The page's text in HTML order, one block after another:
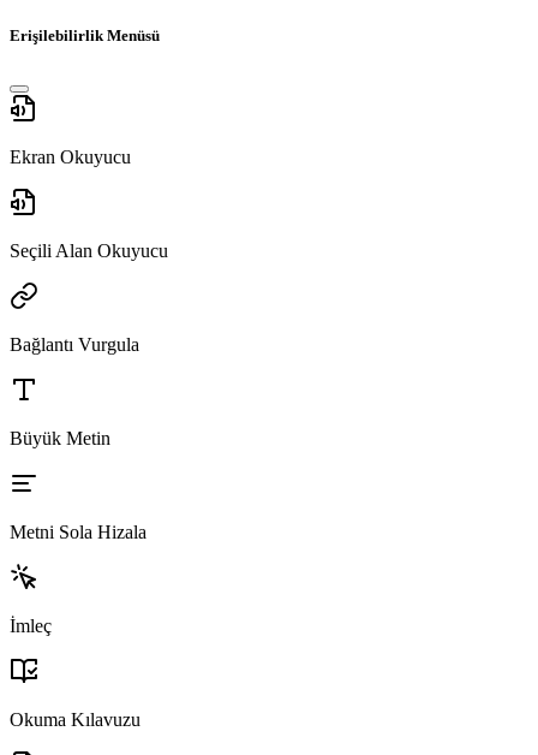
Erişilebilirlik Menüsü
Ekran Okuyucu
Seçili Alan Okuyucu
Bağlantı Vurgula
Büyük Metin
Metni Sola Hizala
İmleç
Okuma Kılavuzu